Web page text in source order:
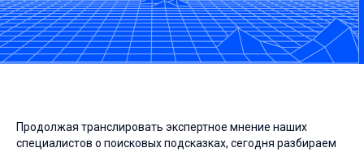
Продолжая транслировать экспертное мнение наших
специалистов о поисковых подсказках, сегодня разбираем